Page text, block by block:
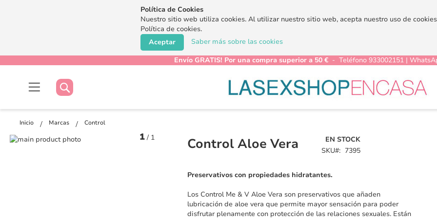
Política de Cookies
Nuestro sitio web utiliza cookies. Al utilizar nuestro sitio web, acepta nuestro uso de
Política de cookies.
Saber más sobre las cookies
Aceptar
Envío GRATIS! Por una compra superior a 50 € - Teléfono 933002151 |
Buscar
Buscar
Inicio Marcas Control
Saltar
1 / 1 Control Aloe Vera
EN STOCK
SKU
7395
Preservativos con propiedades hidratantes.
Los Control Me & V Aloe Vera son preservativos que añaden
lubricación de aloe vera que permite mayor sensación para poder
disfrutar plenamente con protección de las relaciones sexuales. Están